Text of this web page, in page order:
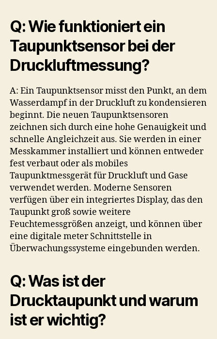
Q: Wie funktioniert ein
Taupunktsensor bei der
Druckluftmessung?
A: Ein Taupunktsensor misst den Punkt, an dem
Wasserdampf in der Druckluft zu kondensieren
beginnt. Die neuen Taupunktsensoren
zeichnen sich durch eine hohe Genauigkeit und
schnelle Angleichzeit aus. Sie werden in einer
Messkammer installiert und können entweder
fest verbaut oder als mobiles
Taupunktmessgerät für Druckluft und Gase
verwendet werden. Moderne Sensoren
verfügen über ein integriertes Display, das den
Taupunkt groß sowie weitere
Feuchtemessgrößen anzeigt, und können über
eine digitale meter Schnittstelle in
Überwachungssysteme eingebunden werden.
Q: Was ist der
Drucktaupunkt und warum
ist er wichtig?